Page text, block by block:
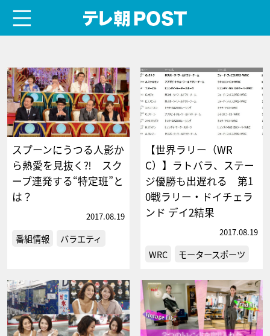
スプーンにうつる人影か
ら熱愛を見抜く⁈ スク
ープ連発する“特定班”と
は？
2017.08.19
番組情報 バラエティ
【世界ラリー（WR
C）】ラトバラ、ステー
ジ優勝も出遅れる 第1
0戦ラリー・ドイチェラ
ンド デイ2結果
2017.08.19
WRC モータースポーツ